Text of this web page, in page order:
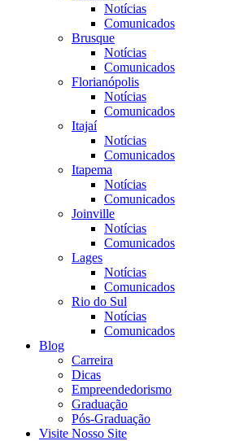
Notícias
Comunicados
Brusque
Notícias
Comunicados
Florianópolis
Notícias
Comunicados
Itajaí
Notícias
Comunicados
Itapema
Notícias
Comunicados
Joinville
Notícias
Comunicados
Lages
Notícias
Comunicados
Rio do Sul
Notícias
Comunicados
Blog
Carreira
Dicas
Empreendedorismo
Graduação
Pós-Graduação
Visite Nosso Site